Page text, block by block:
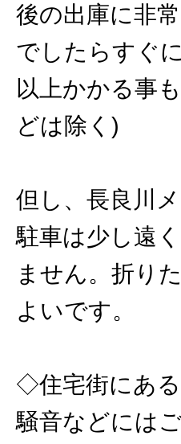
後の出庫に非
でしたらすぐ
以上かかる事
どは除く)
但し、長良川
駐車は少し遠
ません。折り
よいです。
◇住宅街にあ
騒音などには